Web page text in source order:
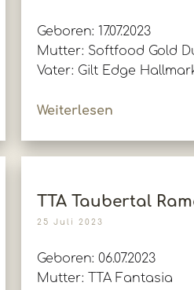
Geboren: 17.07.2023
Mutter: Softfood Gold
Vater: Gilt Edge
Weiterlesen
TTA Taubertal
25 Juli 2023
Geboren: 06.07.2023
Mutter: TTA Fantasia